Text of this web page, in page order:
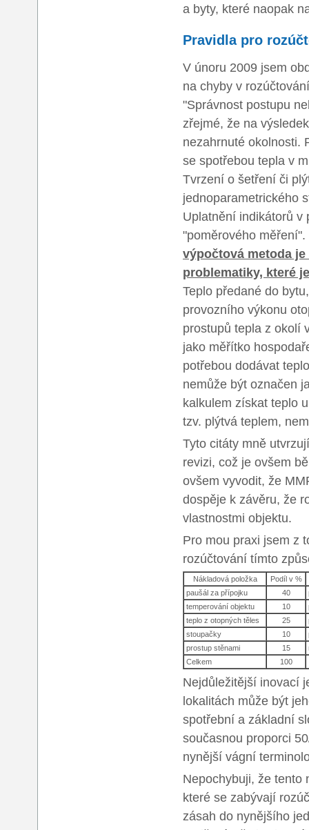
a byty, které naopak
Pravidla pro
V únoru 2009 jsem
na chyby v
"Správnost postupu
zřejmé, že na
nezahrnuté okolnosti.
se spotřebou tepla v
Tvrzení o šetření či
jednoparametrického
Uplatnění indikátorů v
"poměrového měření".
výpočtová metoda
problematiky, které
Teplo předané do
provozního výkonu
prostupů tepla z okolí
jako měřítko
potřebou dodávat
nemůže být označen
kalkulem získat teplo
tzv. plýtvá teplem,
Tyto citáty mně
revizi, což je ovšem
ovšem vyvodit, že
dospěje k závěru, že
vlastnostmi objektu.
Pro mou praxi jsem z
rozúčtování tímto
Nákladová položka
Podíl v %
paušál za přípojku
40
temperování objektu
10
teplo z otopných těles
25
stoupačky
10
prostup stěnami
15
Celkem
100
Nejdůležitější inovací
lokalitách může být
spotřební a základní
současnou proporci
nynější vágní
Nepochybuji, že tento
které se zabývají
zásah do nynějšího